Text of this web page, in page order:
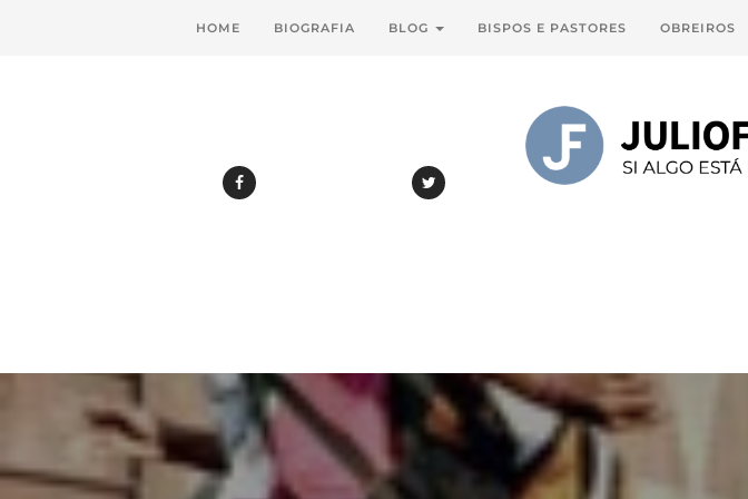
HOME BIOGRAFIA BLOG BISPOS E PASTORES OBREIROS